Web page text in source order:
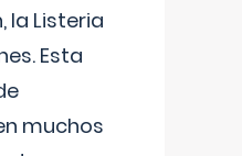
la Listeria
Esta
muchos